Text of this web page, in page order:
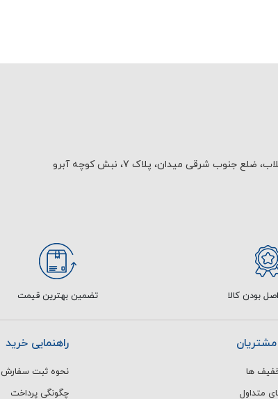
ضلع جنوب شرقی میدان، پلاک 7، نبش کوچه آبرو
بودن کالا تضمین بهترین قیمت
ها
متداول
راهنمایی خرید
نحوه ثبت سفارش
چگونگی پرداخت